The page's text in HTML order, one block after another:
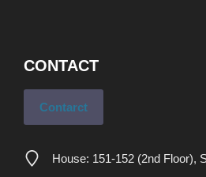
CONTACT
Contarct
House: 151-152 (2nd Floor),